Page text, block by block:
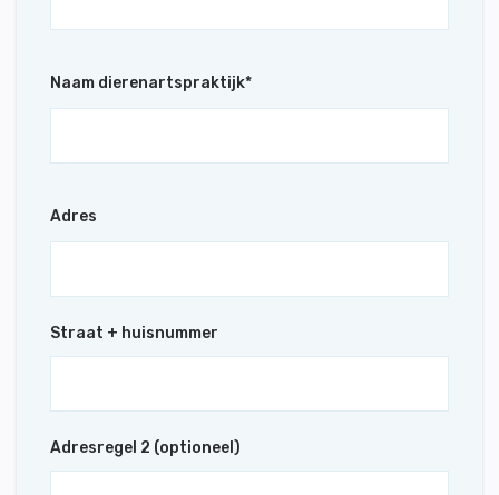
Naam dierenartspraktijk*
Adres
Straat + huisnummer
Adresregel 2 (optioneel)